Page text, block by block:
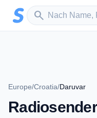
Zum Hauptinhalt springen
search
Sender suchen
Europe/Croatia/Daruvar